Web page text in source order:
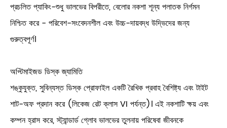
প্রচলিত প্যাকিং-শুধু ভালভের বিপরীতে, বেলোর নকশা শূন্য পলাতক নির্গমন
নিশ্চিত করে - পরিবেশ-সংবেদনশীল এবং উচ্চ-দায়বদ্ধ উদ্ভিদের জন্য
গুরুত্বপূর্ণ।
অপ্টিমাইজড ডিস্ক জ্যামিতি
শঙ্কুযুক্ত, সুবিন্যস্ত ডিস্ক প্রোফাইল একটি রৈখিক প্রবাহ বৈশিষ্ট্য এবং টাইট
শাট-অফ প্রদান করে (লিকেজ রেট ক্লাস VI পর্যন্ত)। এই নকশাটি ক্ষয় এবং
কম্পন হ্রাস করে, স্ট্যান্ডার্ড গ্লোব ভালভের তুলনায় পরিষেবা জীবনকে